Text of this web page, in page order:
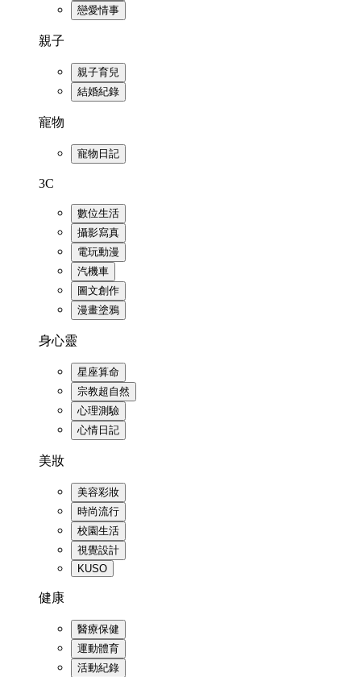
戀愛情事
親子
親子育兒
結婚紀錄
寵物
寵物日記
3C
數位生活
攝影寫真
電玩動漫
汽機車
圖文創作
漫畫塗鴉
身心靈
星座算命
宗教超自然
心理測驗
心情日記
美妝
美容彩妝
時尚流行
校園生活
視覺設計
KUSO
健康
醫療保健
運動體育
活動紀錄